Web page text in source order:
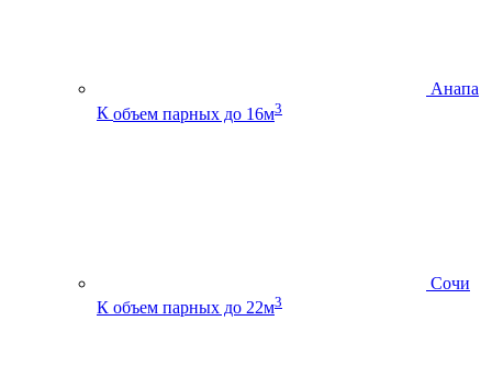
Анапа
К объем парных до 16м3
Сочи
К объем парных до 22м3